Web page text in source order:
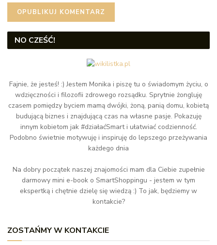
NO CZEŚĆ!
Fajnie, że jesteś! :) Jestem Monika i piszę tu o świadomym życiu, o
wdzięczności i filozofii zdrowego rozsądku. Sprytnie żongluję
czasem pomiędzy byciem mamą dwójki, żoną, panią domu, kobietą
budującą biznes i znajdującą czas na własne pasje. Pokazuję
innym kobietom jak #działaćSmart i ułatwiać codzienność.
Podobno świetnie motywuję i inspiruję do lepszego przeżywania
każdego dnia
Na dobry początek naszej znajomości mam dla Ciebie zupełnie
darmowy mini e-book o SmartShoppingu - jestem w tym
ekspertką i chętnie dzielę się wiedzą :) To jak, będziemy w
kontakcie?
ZOSTAŃMY W KONTAKCIE